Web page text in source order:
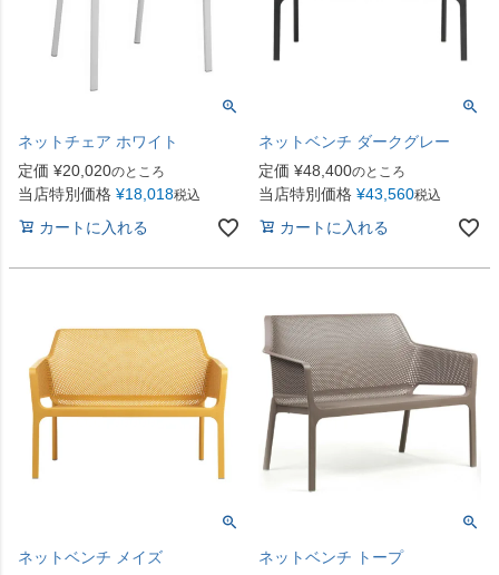
ネットチェア ホワイト
定価 ¥20,020のところ
当店特別価格 ¥18,018税込
カートに入れる
ネットベンチ ダークグレー
定価 ¥48,400のところ
当店特別価格 ¥43,560税込
カートに入れる
ネットベンチ メイズ
ネットベンチ トープ